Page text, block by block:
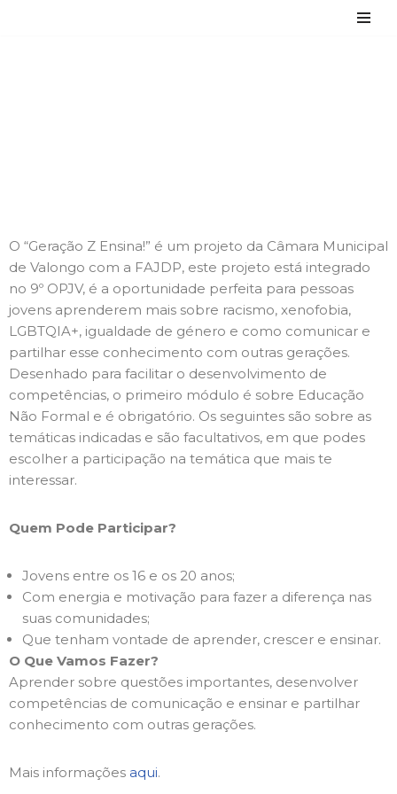
O “Geração Z Ensina!” é um projeto da Câmara Municipal
de Valongo com a FAJDP, este projeto está integrado
no 9º OPJV, é a oportunidade perfeita para pessoas
jovens aprenderem mais sobre racismo, xenofobia,
LGBTQIA+, igualdade de género e como comunicar e
partilhar esse conhecimento com outras gerações.
Desenhado para facilitar o desenvolvimento de
competências, o primeiro módulo é sobre Educação
Não Formal e é obrigatório. Os seguintes são sobre as
temáticas indicadas e são facultativos, em que podes
escolher a participação na temática que mais te
interessar.
Quem Pode Participar?
Jovens entre os 16 e os 20 anos;
Com energia e motivação para fazer a diferença nas
suas comunidades;
Que tenham vontade de aprender, crescer e ensinar.
O Que Vamos Fazer?
Aprender sobre questões importantes, desenvolver
competências de comunicação e ensinar e partilhar
conhecimento com outras gerações.
Mais informações aqui.